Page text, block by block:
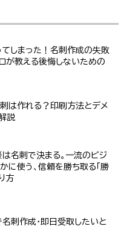
てしまった！名刺作成の失敗
が教える後悔しないための
は作れる？印刷方法とデメ
説
名刺で決まる。一流のビジ
に使う、信頼を勝ち取る「勝
方
刺作成・即日受取したいと